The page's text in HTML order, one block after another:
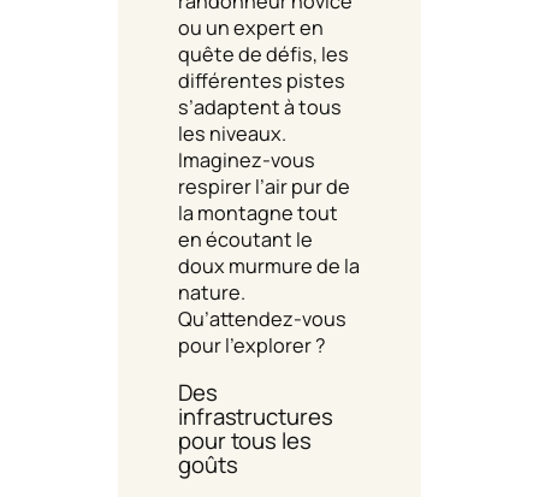
ou un expert en
quête de défis, les
différentes pistes
s’adaptent à tous
les niveaux.
Imaginez-vous
respirer l’air pur de
la montagne tout
en écoutant le
doux murmure de la
nature.
Qu’attendez-vous
pour l’explorer ?
Des
infrastructures
pour tous les
goûts